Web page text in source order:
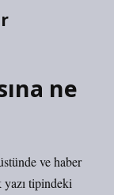
ne
ve haber
yazı tipindeki